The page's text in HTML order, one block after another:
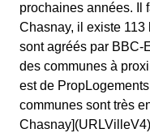
prochaines années. Il
Chasnay, il existe 113
sont agréés par BBC-
des communes à
est de
communes sont très